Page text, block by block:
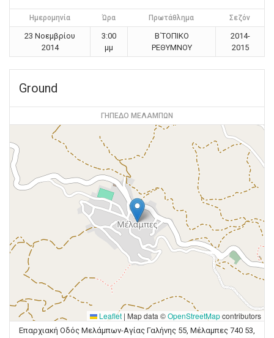
Ημερομηνία Ώρα Πρωτάθλημα Σεζόν
23 Νοεμβρίου
2014
3:00
μμ
Β΄ΤΟΠΙΚΟ
ΡΕΘΥΜΝΟΥ
2014-
2015
Ground
ΓΗΠΕΔΟ ΜΕΛΑΜΠΩΝ
Leaflet | Map data ©OpenStreetMapcontributors
Επαρχιακή Οδός Μελάμπων-Αγίας Γαλήνης 55, Μέλαμπες 740 53,